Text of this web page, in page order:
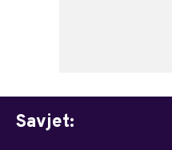
Savjet: